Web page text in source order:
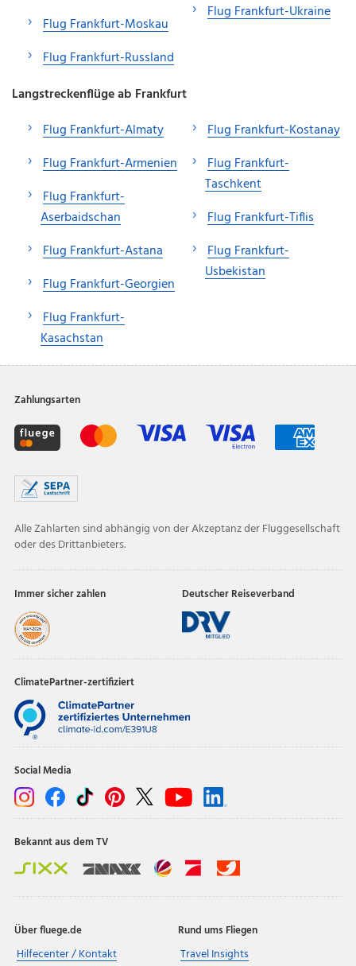
Flug Frankfurt-Moskau
Flug Frankfurt-Russland
Flug Frankfurt-Ukraine
Langstreckenflüge ab Frankfurt
Flug Frankfurt-Almaty
Flug Frankfurt-Armenien
Flug Frankfurt-
Aserbaidschan
Flug Frankfurt-Astana
Flug Frankfurt-Georgien
Flug Frankfurt-
Kasachstan
Flug Frankfurt-Kostanay
Flug Frankfurt-
Taschkent
Flug Frankfurt-Tiflis
Flug Frankfurt-
Usbekistan